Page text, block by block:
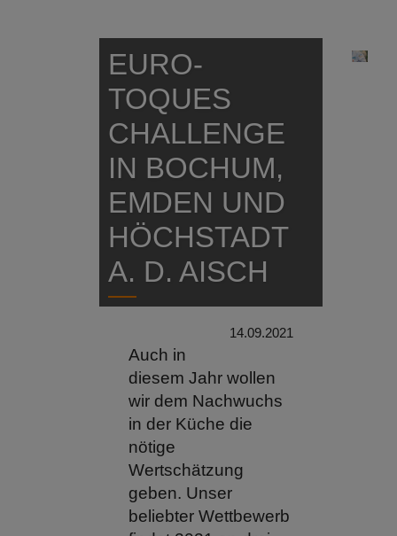
EURO-
TOQUES
CHALLENGE
IN BOCHUM,
EMDEN UND
HÖCHSTADT
A. D. AISCH
14.09.2021
Auch in
diesem Jahr wollen
wir dem Nachwuchs
in der Küche die
nötige
Wertschätzung
geben. Unser
beliebter Wettbewerb